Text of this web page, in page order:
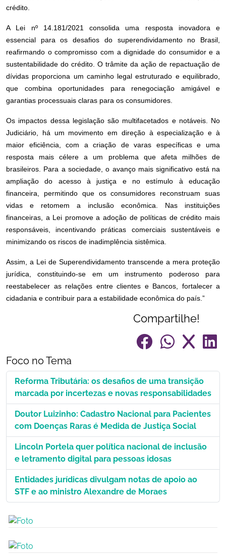
crédito.
A Lei nº 14.181/2021 consolida uma resposta inovadora e
essencial para os desafios do superendividamento no Brasil,
reafirmando o compromisso com a dignidade do consumidor e a
sustentabilidade do crédito. O trâmite da ação de repactuação de
dívidas proporciona um caminho legal estruturado e equilibrado,
que combina oportunidades para renegociação amigável e
garantias processuais claras para os consumidores.
Os impactos dessa legislação são multifacetados e notáveis. No
Judiciário, há um movimento em direção à especialização e à
maior eficiência, com a criação de varas específicas e uma
resposta mais célere a um problema que afeta milhões de
brasileiros. Para a sociedade, o avanço mais significativo está na
ampliação do acesso à justiça e no estímulo à educação
financeira, permitindo que os consumidores reconstruam suas
vidas e retomem a inclusão econômica. Nas instituições
financeiras, a Lei promove a adoção de políticas de crédito mais
responsáveis, incentivando práticas comerciais sustentáveis e
minimizando os riscos de inadimplência sistêmica.
Assim, a Lei de Superendividamento transcende a mera proteção
jurídica, constituindo-se em um instrumento poderoso para
reestabelecer as relações entre clientes e Bancos, fortalecer a
cidadania e contribuir para a estabilidade econômica do país.”
Compartilhe!
Foco no Tema
Reforma Tributária: os desafios de uma transição
marcada por incertezas e novas responsabilidades
Doutor Luizinho: Cadastro Nacional para Pacientes
com Doenças Raras é Medida de Justiça Social
Lincoln Portela quer política nacional de inclusão
e letramento digital para pessoas idosas
Entidades jurídicas divulgam notas de apoio ao
STF e ao ministro Alexandre de Moraes